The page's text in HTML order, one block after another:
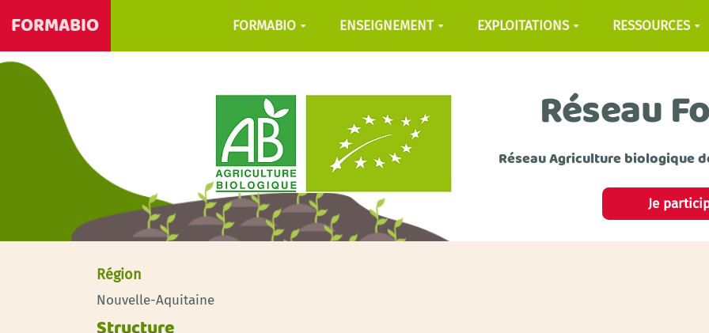
FORMABIO FORMABIO ENSEIGNEMENT EXPLOITATIONS RESSOURCES
Réseau
Réseau Agriculture biologique
Je
Région
Nouvelle-Aquitaine